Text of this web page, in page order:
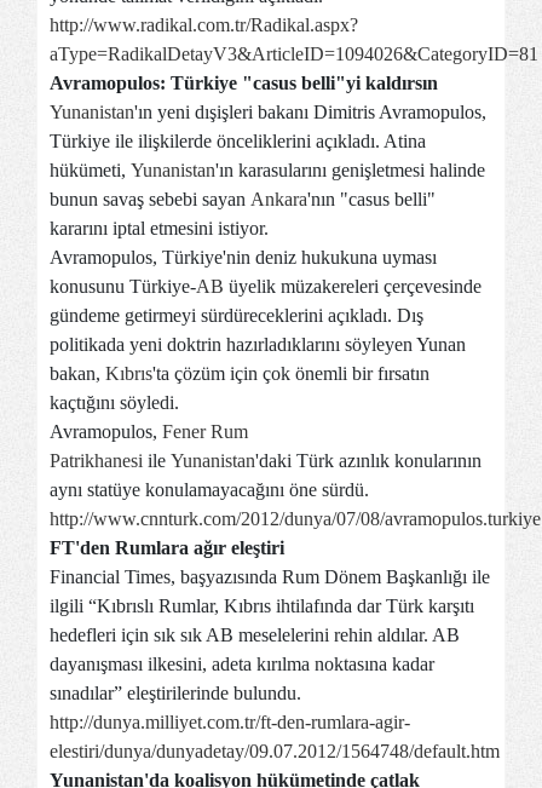
http://www.radikal.com.tr/Radikal.aspx?
aType=RadikalDetayV3&ArticleID=1094026&CategoryID=81
Avramopulos: Türkiye "casus belli"yi kaldırsın
Yunanistan'ın yeni dışişleri bakanı Dimitris Avramopulos,
Türkiye ile ilişkilerde önceliklerini açıkladı. Atina
hükümeti, Yunanistan'ın karasularını genişletmesi halinde
bunun savaş sebebi sayan Ankara'nın "casus belli"
kararını iptal etmesini istiyor.
Avramopulos, Türkiye'nin deniz hukukuna uyması
konusunu Türkiye-AB üyelik müzakereleri çerçevesinde
gündeme getirmeyi sürdüreceklerini açıkladı. Dış
politikada yeni doktrin hazırladıklarını söyleyen Yunan
bakan, Kıbrıs'ta çözüm için çok önemli bir fırsatın
kaçtığını söyledi.
Avramopulos, Fener Rum
Patrikhanesi ile Yunanistan'daki Türk azınlık konularının
aynı statüye konulamayacağını öne sürdü.
http://www.cnnturk.com/2012/dunya/07/08/
FT'den Rumlara ağır eleştiri
Financial Times, başyazısında Rum Dönem Başkanlığı ile
ilgili “Kıbrıslı Rumlar, Kıbrıs ihtilafında dar Türk karşıtı
hedefleri için sık sık AB meselelerini rehin aldılar. AB
dayanışması ilkesini, adeta kırılma noktasına kadar
sınadılar” eleştirilerinde bulundu.
http://dunya.milliyet.com.tr/ft-den-rumlara-agir-
elestiri/dunya/dunyadetay/09.07.2012/1564748/default.htm
Yunanistan'da koalisyon hükümetinde çatlak